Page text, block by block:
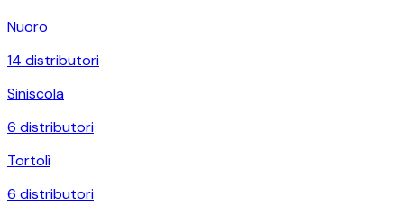
Nuoro
14 distributori
Siniscola
6 distributori
Tortolì
6 distributori